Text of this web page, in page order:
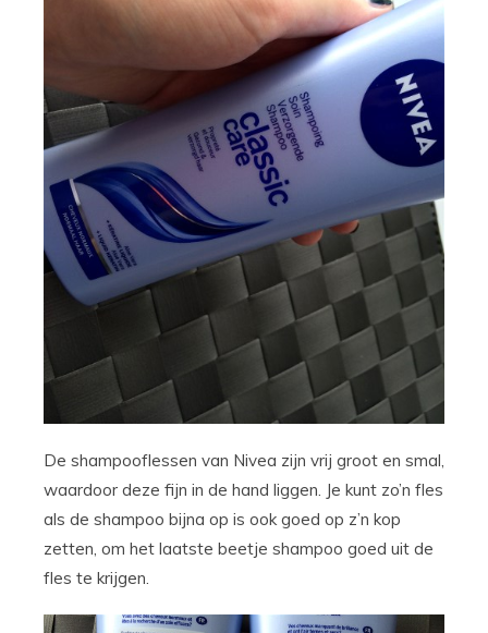
De shampooflessen van Nivea zijn vrij groot en smal,
waardoor deze fijn in de hand liggen. Je kunt zo’n fles
als de shampoo bijna op is ook goed op z’n kop
zetten, om het laatste beetje shampoo goed uit de
fles te krijgen.